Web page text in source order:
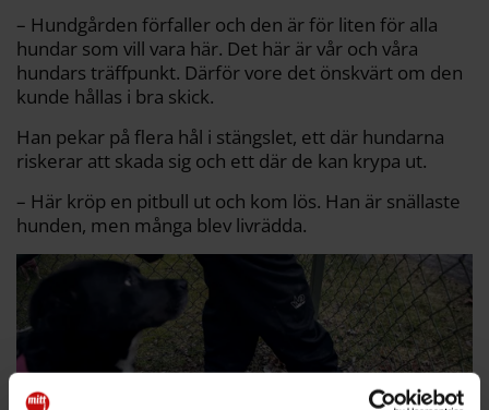
– Hundgården förfaller och den är för liten för alla
hundar som vill vara här. Det här är vår och våra
hundars träffpunkt. Därför vore det önskvärt om den
kunde hållas i bra skick.
Han pekar på flera hål i stängslet, ett där hundarna
riskerar att skada sig och ett där de kan krypa ut.
– Här kröp en pitbull ut och kom lös. Han är snällaste
hunden, men många blev livrädda.